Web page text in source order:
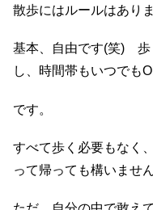
散歩にはルールはありま
基本、自由です(笑) 歩
し、時間帯もいつでも
です。
すべて歩く必要もなく
って帰っても構いません